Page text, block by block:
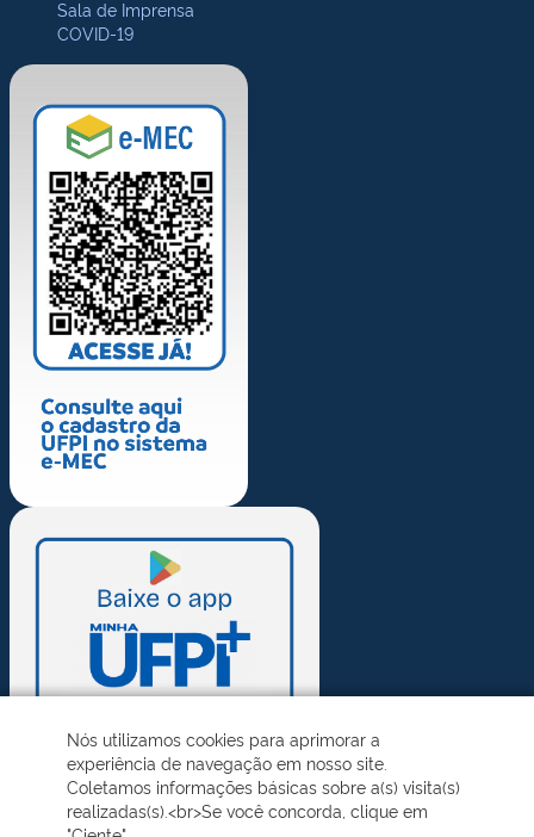
Sala de Imprensa
COVID-19
Nós utilizamos cookies para aprimorar a
experiência de navegação em nosso site.
Coletamos informações básicas sobre a(s) visita(s)
realizadas(s).<br>Se você concorda, clique em